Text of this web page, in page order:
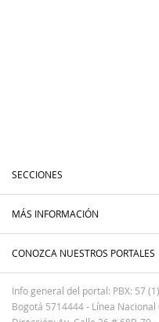
SECCIONES
MÁS INFORMACIÓN
CONOZCA NUESTROS PORTALES
Info general del portal: PBX: 57
Bogotá 5714444 - Línea Nacional